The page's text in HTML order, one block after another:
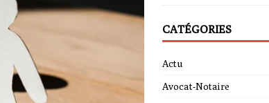
CATÉGORIES
Actu
Avocat-Notaire